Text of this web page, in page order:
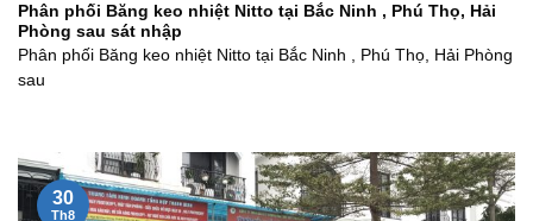
Phân phối Băng keo nhiệt Nitto tại Bắc Ninh , Phú Thọ, Hải
Phòng sau sát nhập
Phân phối Băng keo nhiệt Nitto tại Bắc Ninh , Phú Thọ, Hải Phòng
sau
30
Th8